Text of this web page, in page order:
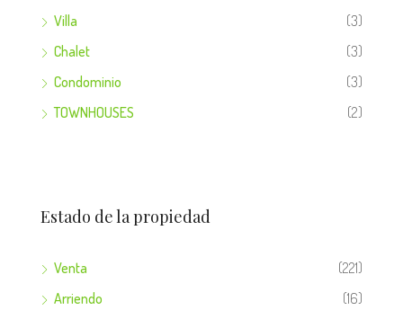
Villa
(3)
Chalet
(3)
Condominio
(3)
TOWNHOUSES
(2)
Estado de la propiedad
Venta
(221)
Arriendo
(16)